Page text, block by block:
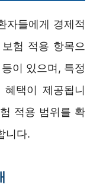
자들에게 경제적
험 적용 항목으
이 있으며, 특정
택이 제공됩니
적용 범위를 확
니다.